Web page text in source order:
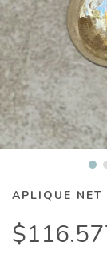
APLIQUE NET